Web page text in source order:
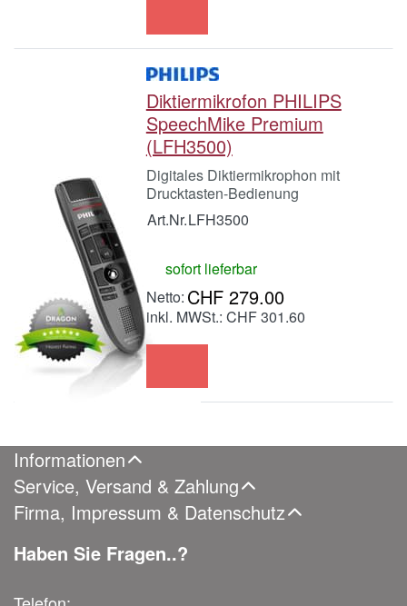
Diktiermikrofon PHILIPS
SpeechMike Premium
(LFH3500)
Digitales Diktiermikrophon mit
Drucktasten-Bedienung
Art.Nr.LFH3500
sofort lieferbar
CHF 279.00
inkl. MWSt.: CHF 301.60
Informationen
Service, Versand & Zahlung
Firma, Impressum & Datenschutz
Haben Sie Fragen..?